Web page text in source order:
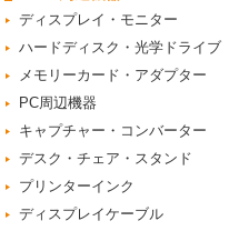
ディスプレイ・モニター
ハードディスク・光学ドライブ
メモリーカード・アダプター
PC周辺機器
キャプチャー・コンバーター
デスク・チェア・スタンド
プリンターインク
ディスプレイケーブル